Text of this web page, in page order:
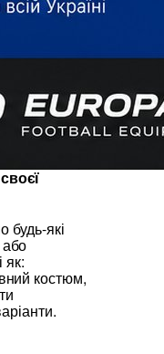
будь-які
як:
костюм,